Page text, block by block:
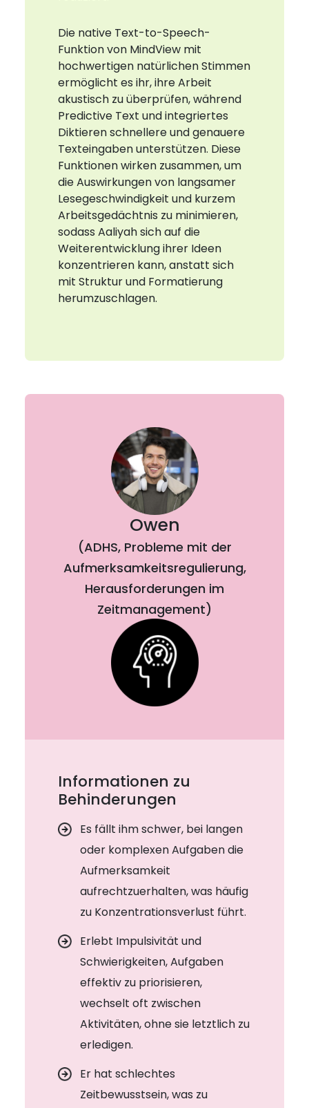
Die native Text-to-Speech-
Funktion von MindView mit
hochwertigen natürlichen Stimmen
ermöglicht es ihr, ihre Arbeit
akustisch zu überprüfen, während
Predictive Text und integriertes
Diktieren schnellere und genauere
Texteingaben unterstützen. Diese
Funktionen wirken zusammen, um
die Auswirkungen von langsamer
Lesegeschwindigkeit und kurzem
Arbeitsgedächtnis zu minimieren,
sodass Aaliyah sich auf die
Weiterentwicklung ihrer Ideen
konzentrieren kann, anstatt sich
mit Struktur und Formatierung
herumzuschlagen.
Owen
(ADHS, Probleme mit der
Aufmerksamkeitsregulierung,
Herausforderungen im
Zeitmanagement)
Informationen zu
Behinderungen
Es fällt ihm schwer, bei langen
oder komplexen Aufgaben die
Aufmerksamkeit
aufrechtzuerhalten, was häufig
zu Konzentrationsverlust führt.
Erlebt Impulsivität und
Schwierigkeiten, Aufgaben
effektiv zu priorisieren,
wechselt oft zwischen
Aktivitäten, ohne sie letztlich zu
erledigen.
Er hat schlechtes
Zeitbewusstsein, was zu